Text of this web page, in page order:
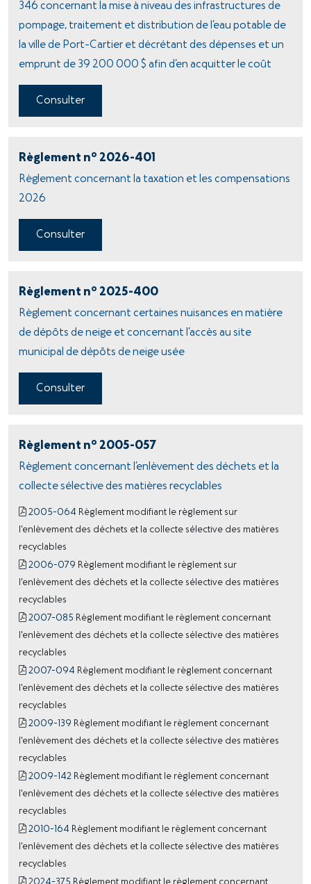
346 concernant la mise à niveau des infrastructures de
pompage, traitement et distribution de l’eau potable de
la ville de Port-Cartier et décrétant des dépenses et un
emprunt de 39 200 000 $ afin d’en acquitter le coût
Consulter
Règlement no 2026-401
Règlement concernant la taxation et les compensations
2026
Consulter
Règlement no 2025-400
Règlement concernant certaines nuisances en matière
de dépôts de neige et concernant l’accès au site
municipal de dépôts de neige usée
Consulter
Règlement no 2005-057
Règlement concernant l’enlèvement des déchets et la
collecte sélective des matières recyclables
2005-064 Règlement modifiant le règlement sur
l'enlèvement des déchets et la collecte sélective des matières
recyclables
2006-079 Règlement modifiant le règlement sur
l'enlèvement des déchets et la collecte sélective des matières
recyclables
2007-085 Règlement modifiant le règlement concernant
l'enlèvement des déchets et la collecte sélective des matières
recyclables
2007-094 Règlement modifiant le règlement concernant
l'enlèvement des déchets et la collecte sélective des matières
recyclables
2009-139 Règlement modifiant le règlement concernant
l'enlèvement des déchets et la collecte sélective des matières
recyclables
2009-142 Règlement modifiant le règlement concernant
l'enlèvement des déchets et la collecte sélective des matières
recyclables
2010-164 Règlement modifiant le règlement concernant
l'enlèvement des déchets et la collecte sélective des matières
recyclables